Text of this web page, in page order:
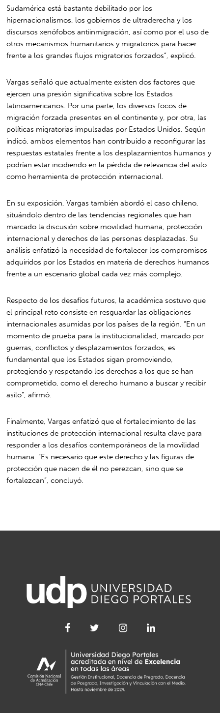
Sudamérica está bastante debilitado por los
hipernacionalismos, los gobiernos de ultraderecha y los
discursos xenófobos antiinmigración, así como por el uso de
otros mecanismos humanitarios y migratorios para hacer
frente a los grandes flujos migratorios forzados”, explicó.
Vargas señaló que actualmente existen dos factores que
ejercen una presión significativa sobre los Estados
latinoamericanos. Por una parte, los diversos focos de
migración forzada presentes en el continente y, por otra, las
políticas migratorias impulsadas por Estados Unidos. Según
indicó, ambos elementos han contribuido a reconfigurar las
respuestas estatales frente a los desplazamientos humanos y
podrían estar incidiendo en la pérdida de relevancia del asilo
como herramienta de protección internacional.
En su exposición, Vargas también abordó el caso chileno,
situándolo dentro de las tendencias regionales que han
marcado la discusión sobre movilidad humana, protección
internacional y derechos de las personas desplazadas. Su
análisis enfatizó la necesidad de fortalecer los compromisos
adquiridos por los Estados en materia de derechos humanos
frente a un escenario global cada vez más complejo.
Respecto de los desafíos futuros, la académica sostuvo que
el principal reto consiste en resguardar las obligaciones
internacionales asumidas por los países de la región. “En un
momento de prueba para la institucionalidad, marcado por
guerras, conflictos y desplazamientos forzados, es
fundamental que los Estados sigan promoviendo,
protegiendo y respetando los derechos a los que se han
comprometido, como el derecho humano a buscar y recibir
asilo”, afirmó.
Finalmente, Vargas enfatizó que el fortalecimiento de las
instituciones de protección internacional resulta clave para
responder a los desafíos contemporáneos de la movilidad
humana. “Es necesario que este derecho y las figuras de
protección que nacen de él no perezcan, sino que se
fortalezcan”, concluyó.